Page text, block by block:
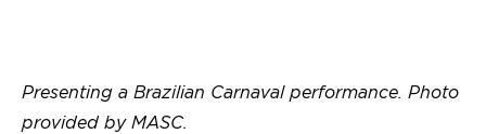
Presenting a Brazilian Carnaval performance. Photo
provided by MASC.